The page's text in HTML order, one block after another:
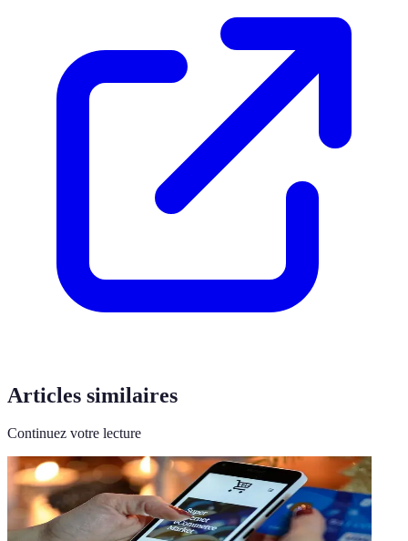
Articles similaires
Continuez votre lecture